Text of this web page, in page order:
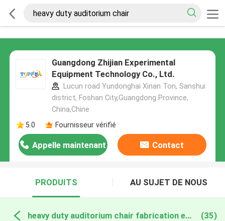
Guangdong Zhijian Experimental
Equipment Technology Co., Ltd.
Lucun road Yundonghai Xinan Ton, Sanshui
district, Foshan City,Guangdong Province,
China,Chine
5.0
Fournisseur vérifié
Appelle maintenant Contact
PRODUITS AU SUJET DE NOUS
heavy duty auditorium chair fabrication en ligne (35)